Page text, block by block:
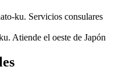
ku. Servicios consulares
Atiende el oeste de Japón